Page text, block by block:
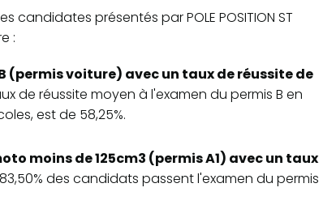
candidates présentés par POLE POSITION ST
:
(permis voiture) avec un taux de réussite de
de réussite moyen à l'examen du permis B en
est de 58,25%.
moins de 125cm3 (permis A1) avec un taux
83,50% des candidats passent l'examen du permis